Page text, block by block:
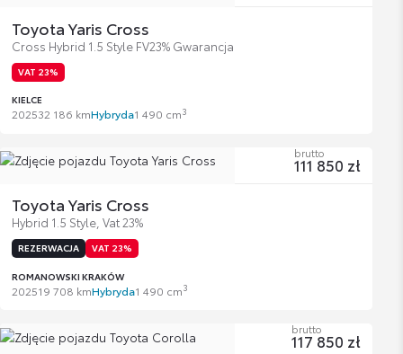
Toyota Yaris Cross
Cross Hybrid 1.5 Style FV23% Gwarancja
VAT 23%
KIELCE
202532 186 kmHybryda1 490 cm3
Toyota Yaris Cross
Hybrid 1.5 Style, Vat 23%
REZERWACJA VAT 23%
ROMANOWSKI KRAKÓW
202519 708 kmHybryda1 490 cm3
brutto
111 850 zł
brutto
117 850 zł